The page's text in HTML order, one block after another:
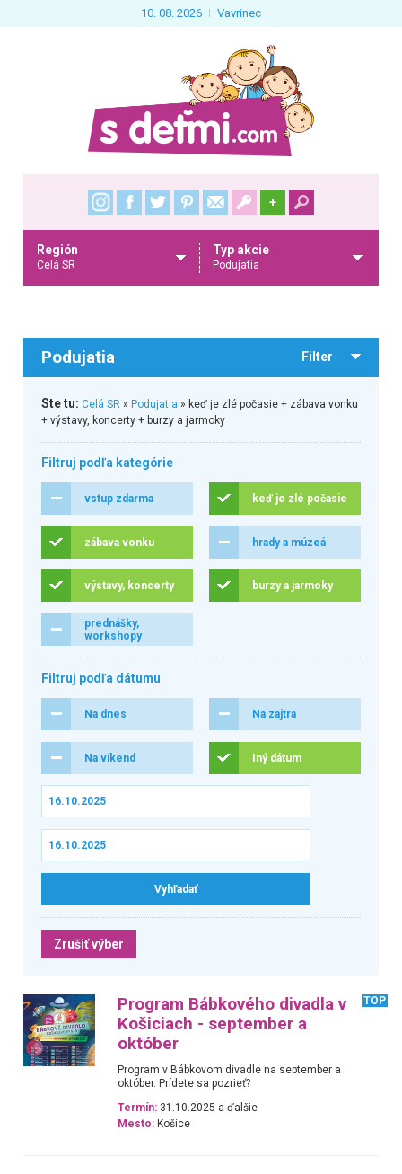
10. 08. 2026 Vavrinec
+
Región
Celá SR
Typ akcie
Podujatia
Podujatia Filter
Ste tu: Celá SR» Podujatia » keď je zlé počasie + zábava vonku
+ výstavy, koncerty + burzy a jarmoky
Filtruj podľa kategórie
vstup zdarma keď je zlé počasie
zábava vonku hrady a múzeá
výstavy, koncerty burzy a jarmoky
prednášky,
workshopy
Filtruj podľa dátumu
Na dnes Na zajtra
Na víkend Iný dátum
Zrušiť výber
Program Bábkového divadla v
Košiciach - september a
október
TOP
Program v Bábkovom divadle na september a
október. Prídete sa pozrieť?
Termín: 31.10.2025 a ďalšie
Mesto: Košice